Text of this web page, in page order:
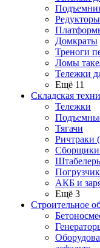
Редукторы
Домкраты
Треноги
Ломы
Тележки
Ещё 11
Складская
Тележки
Тягачи
Ричтраки
Сборщики
АКБ и
Ещё 3
Строительное